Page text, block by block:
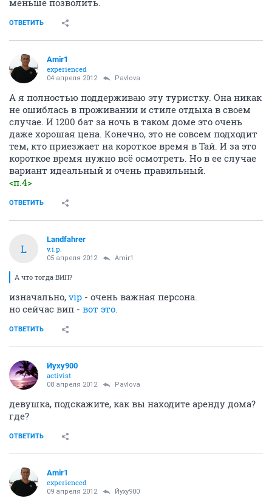
меньше позволить.
ОТВЕТИТЬ
Amir1
experienced
04 апреля 2012 Pavlova
А я полностью поддерживаю эту туристку. Она никак
не ошиблась в проживании и стиле отдыха в своем
случае. И 1200 бат за ночь в таком доме это очень
даже хорошая цена. Конечно, это не совсем подходит
тем, кто приезжает на короткое время в Тай. И за это
короткое время нужно всё осмотреть. Но в ее случае
вариант идеальный и очень правильный.
<п.4>
ОТВЕТИТЬ
L
Landfahrer
v.i.p.
05 апреля 2012 Amir1
А что тогда ВИП?
изначально, vip - очень важная персона.
но сейчас вип - вот это.
ОТВЕТИТЬ
Йуху900
activist
08 апреля 2012 Pavlova
девушка, подскажите, как вы находите аренду дома?
где?
ОТВЕТИТЬ
Amir1
experienced
09 апреля 2012 Йуху900